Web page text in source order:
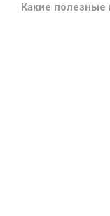
Какие полезные